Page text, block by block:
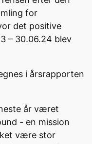
for
det positive
– 30.06.24 blev
i årsrapporten
år været
- en mission
være stor